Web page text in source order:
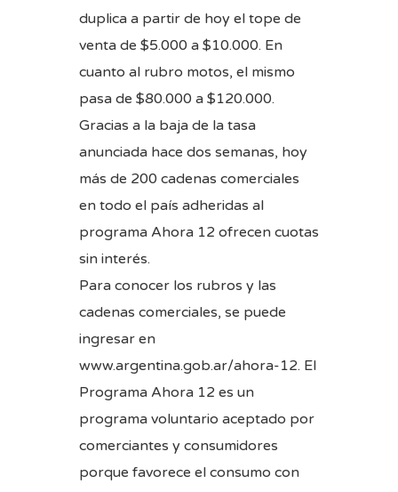
duplica a partir de hoy el tope de
venta de $5.000 a $10.000. En
cuanto al rubro motos, el mismo
pasa de $80.000 a $120.000.
Gracias a la baja de la tasa
anunciada hace dos semanas, hoy
más de 200 cadenas comerciales
en todo el país adheridas al
programa Ahora 12 ofrecen cuotas
sin interés.
Para conocer los rubros y las
cadenas comerciales, se puede
ingresar en
www.argentina.gob.ar/ahora-12. El
Programa Ahora 12 es un
programa voluntario aceptado por
comerciantes y consumidores
porque favorece el consumo con